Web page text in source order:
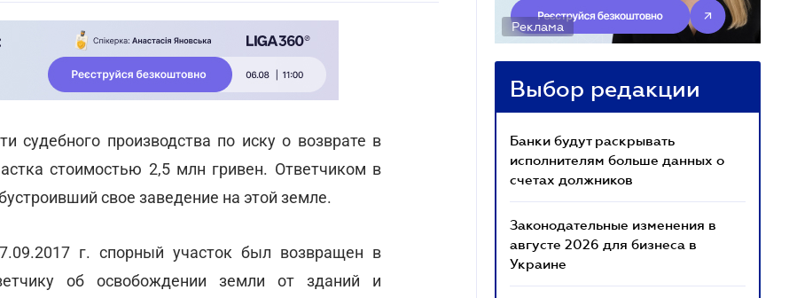
судебного производства по иску о возврате в
стоимостью 2,5 млн гривен. Ответчиком в
свое заведение на этой земле.
г. спорный участок был возвращен в
об освобождении земли от зданий и
Реклама
Выбор редакции
Банки будут раскрывать
исполнителям больше данных о
счетах должников
Законодательные изменения в
августе 2026 для бизнеса в
Украине